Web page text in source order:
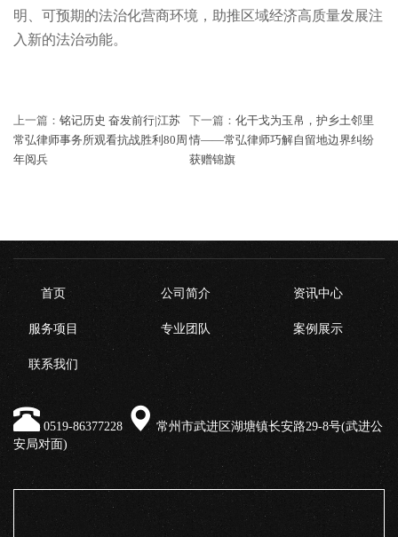
明、可预期的法治化营商环境，助推区域经济高质量发展注
入新的法治动能。
上一篇： 铭记历史 奋发前行|江苏
常弘律师事务所观看抗战胜利80周
年阅兵
下一篇：化干戈为玉帛，护乡土邻里
情——常弘律师巧解自留地边界纠纷
获赠锦旗
首页 公司简介 资讯中心
服务项目 专业团队 案例展示
联系我们
0519-86377228
常州市武进区湖塘镇长安路29-8号(武进公
安局对面)